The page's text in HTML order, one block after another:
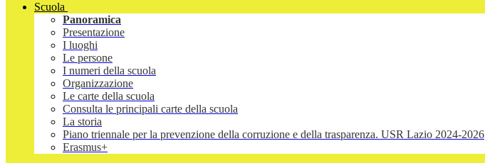
Scuola
Panoramica
Presentazione
I luoghi
Le persone
I numeri della scuola
Organizzazione
Le carte della scuola
Consulta le principali carte della scuola
La storia
Piano triennale per la prevenzione della corruzione e della trasparenza. USR Lazio 2024-2026
Erasmus+